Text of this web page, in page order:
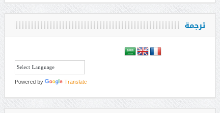
ترجمة
Powered by Translate